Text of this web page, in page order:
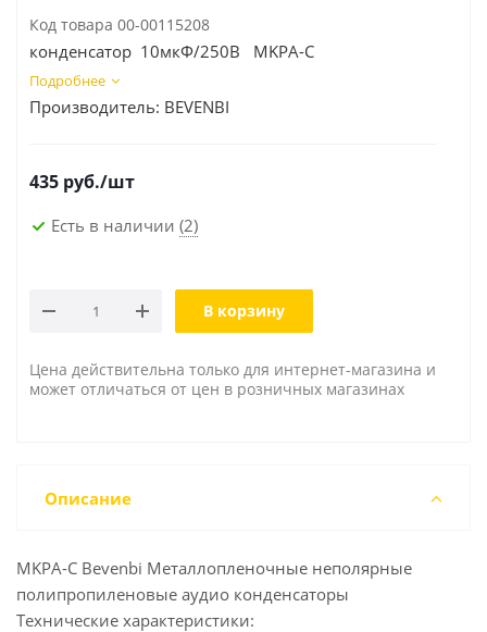
Код товара 00-00115208
конденсатор 10мкФ/250В MKPA-C
Подробнее
Производитель: BEVENBI
435 руб./шт
Есть в наличии (2)
В корзину
Цена действительна только для интернет-магазина и
может отличаться от цен в розничных магазинах
Описание
MKPA-C Bevenbi Металлопленочные неполярные
полипропиленовые аудио конденсаторы
Технические характеристики: